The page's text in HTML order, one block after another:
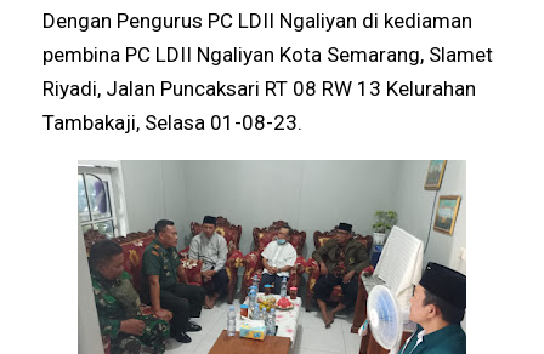
Dengan Pengurus PC LDII Ngaliyan di kediaman
pembina PC LDII Ngaliyan Kota Semarang, Slamet
Riyadi, Jalan Puncaksari RT 08 RW 13 Kelurahan
Tambakaji, Selasa 01-08-23.